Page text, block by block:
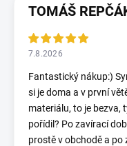
TOMÁŠ
7.8.2026
Fantastický nákup:)
si je doma a v první
materiálu, to je bezva,
pořídil? Po zavírací
prostě v obchodě a po